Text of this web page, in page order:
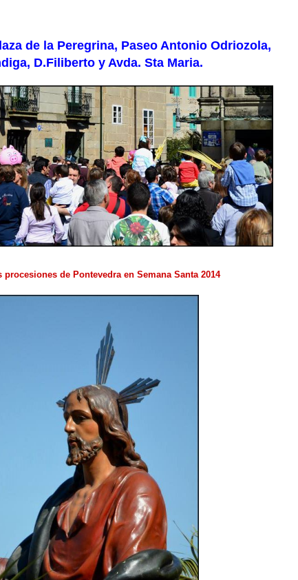
de la Peregrina, Paseo Antonio Odriozola,
D.Filiberto y Avda. Sta Maria.
de Pontevedra en Semana Santa 2014